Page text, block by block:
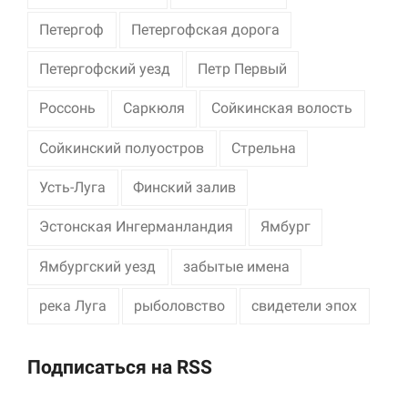
Петергоф Петергофская дорога
Петергофский уезд Петр Первый
Россонь Саркюля Сойкинская волость
Сойкинский полуостров Стрельна
Усть-Луга Финский залив
Эстонская Ингерманландия Ямбург
Ямбургский уезд забытые имена
река Луга рыболовство свидетели эпох
Подписаться на RSS